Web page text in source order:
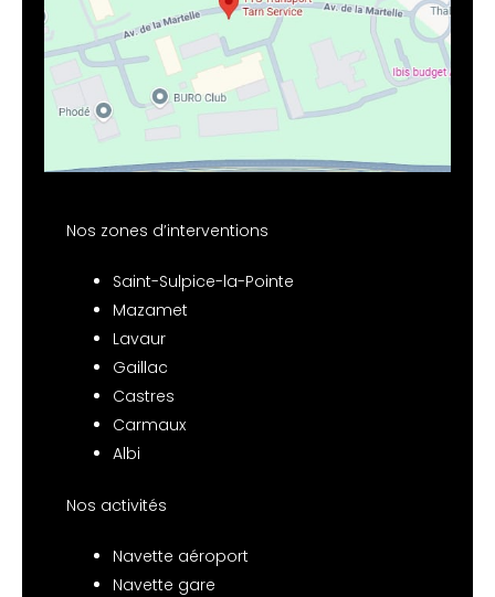
Nos zones d’interventions
Saint-Sulpice-la-Pointe
Mazamet
Lavaur
Gaillac
Castres
Carmaux
Albi
Nos activités
Navette aéroport
Navette gare